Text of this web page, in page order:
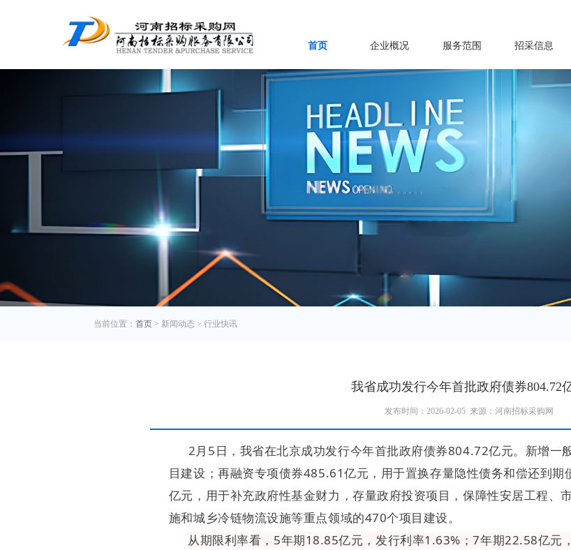
首页 企业概况 服务范围 招采信息
当前位置：首页 > 新闻动态 > 行业快讯
我省成功发行今年首批政府债券804.72
发布时间：2026-02-05 来源：河南招标采购网
2月5日，我省在北京成功发行今年首批政府债券804.72亿元。新增一
目建设；再融资专项债券485.61亿元，用于置换存量隐性债务和偿还到
亿元，用于补充政府性基金财力，存量政府投资项目，保障性安居工程、
施和城乡冷链物流设施等重点领域的470个项目建设。
从期限利率看，5年期18.85亿元，发行利率1.63%；7年期22.58亿元